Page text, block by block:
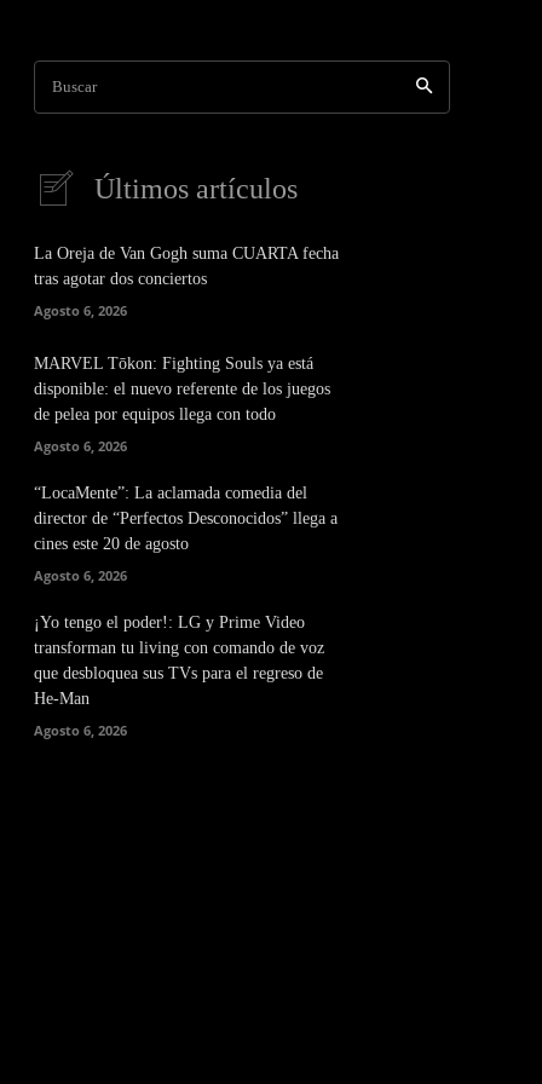
Buscar
Últimos artículos
La Oreja de Van Gogh suma CUARTA fecha
tras agotar dos conciertos
Agosto 6, 2026
MARVEL Tōkon: Fighting Souls ya está
disponible: el nuevo referente de los juegos
de pelea por equipos llega con todo
Agosto 6, 2026
“LocaMente”: La aclamada comedia del
director de “Perfectos Desconocidos” llega a
cines este 20 de agosto
Agosto 6, 2026
¡Yo tengo el poder!: LG y Prime Video
transforman tu living con comando de voz
que desbloquea sus TVs para el regreso de
He-Man
Agosto 6, 2026